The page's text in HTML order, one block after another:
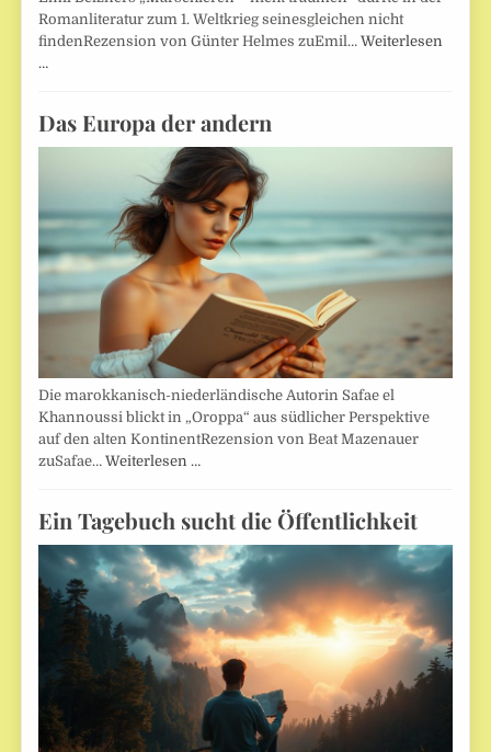
Romanliteratur zum 1. Weltkrieg seinesgleichen nicht
findenRezension von Günter Helmes zuEmil…Weiterlesen
…
Das Europa der andern
Die marokkanisch-niederländische Autorin Safae el
Khannoussi blickt in „Oroppa“ aus südlicher Perspektive
auf den alten KontinentRezension von Beat Mazenauer
zuSafae…Weiterlesen …
Ein Tagebuch sucht die Öffentlichkeit